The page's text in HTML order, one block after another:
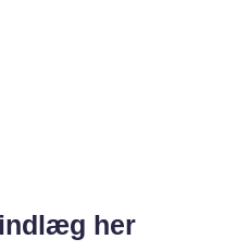
her